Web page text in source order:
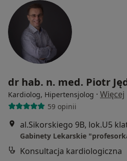
dr hab. n. med. Piotr
Kardiolog, Hipertensjolog · Więcej
59 opinii
Gabinety Lekarskie
Konsultacja kardiologiczna